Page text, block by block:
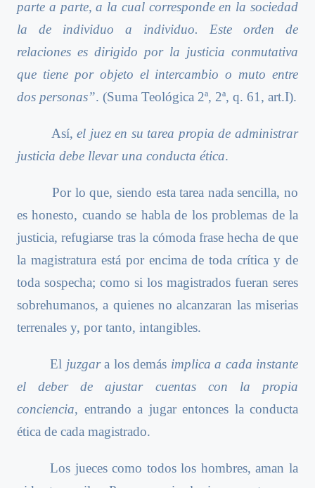
parte a parte, a la cual corresponde en la sociedad
la de individuo a individuo. Este orden de
relaciones es dirigido por la justicia conmutativa
que tiene por objeto el intercambio o muto entre
dos personas”. (Suma Teológica 2ª, 2ª, q. 61, art.I).
Así,el juez en su tarea propia de administrar
justicia debe llevar una conducta ética.
Por lo que, siendo esta tarea nada sencilla, no
es honesto, cuando se habla de los problemas de la
justicia, refugiarse tras la cómoda frase hecha de que
la magistratura está por encima de toda crítica y de
toda sospecha; como si los magistrados fueran seres
sobrehumanos, a quienes no alcanzaran las miserias
terrenales y, por tanto, intangibles.
El juzgara los demás implica a cada instante
el deber de ajustar cuentas con la propia
conciencia, entrando a jugar entonces la conducta
ética de cada magistrado.
Los jueces como todos los hombres, aman la